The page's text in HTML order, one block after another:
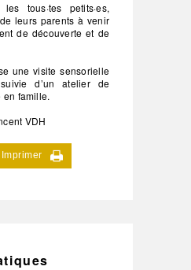
tous·tes petits·es,
leurs parents à venir
de découverte et de
une visite sensorielle
d’un atelier de
en famille.
VDH
Imprimer